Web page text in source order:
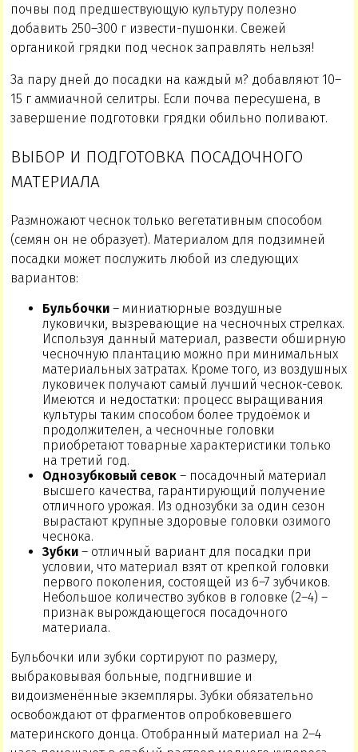
почвы под предшествующую культуру полезно
добавить 250–300 г извести-пушонки. Свежей
органикой грядки под чеснок заправлять нельзя!
За пару дней до посадки на каждый м? добавляют 10–
15 г аммиачной селитры. Если почва пересушена, в
завершение подготовки грядки обильно поливают.
ВЫБОР И ПОДГОТОВКА ПОСАДОЧНОГО
МАТЕРИАЛА
Размножают чеснок только вегетативным способом
(семян он не образует). Материалом для подзимней
посадки может послужить любой из следующих
вариантов:
Бульбочки – миниатюрные воздушные
луковички, вызревающие на чесночных стрелках.
Используя данный материал, развести обширную
чесночную плантацию можно при минимальных
материальных затратах. Кроме того, из воздушных
луковичек получают самый лучший чеснок-севок.
Имеются и недостатки: процесс выращивания
культуры таким способом более трудоёмок и
продолжителен, а чесночные головки
приобретают товарные характеристики только
на третий год.
Однозубковый севок – посадочный материал
высшего качества, гарантирующий получение
отличного урожая. Из однозубки за один сезон
вырастают крупные здоровые головки озимого
чеснока.
Зубки – отличный вариант для посадки при
условии, что материал взят от крепкой головки
первого поколения, состоящей из 6–7 зубчиков.
Небольшое количество зубков в головке (2–4) –
признак вырождающегося посадочного
материала.
Бульбочки или зубки сортируют по размеру,
выбраковывая больные, подгнившие и
видоизменённые экземпляры. Зубки обязательно
освобождают от фрагментов опробковевшего
материнского донца. Отобранный материал на 2–4